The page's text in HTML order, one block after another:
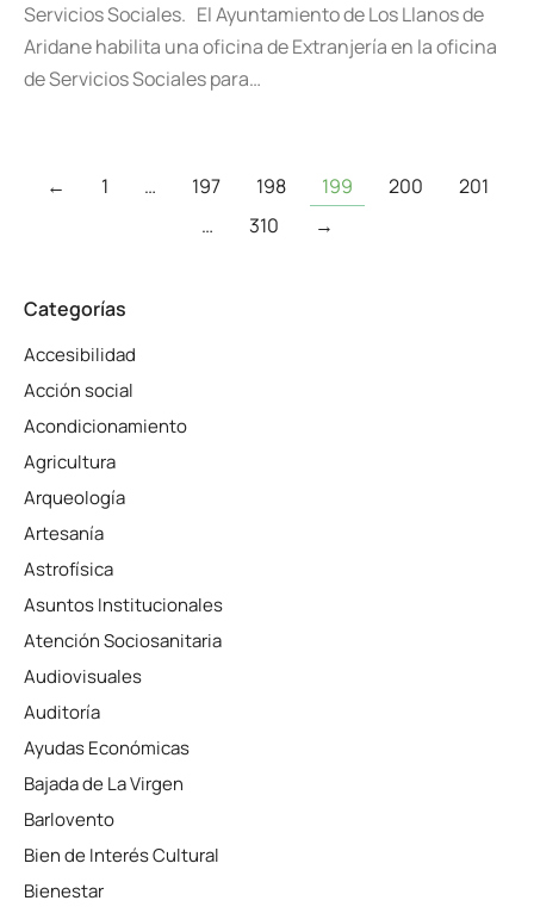
Servicios Sociales. El Ayuntamiento de Los Llanos de
Aridane habilita una oficina de Extranjería en la oficina
de Servicios Sociales para…
← 1 … 197 198 199 200
201
…
310 →
Categorías
Accesibilidad
Acción social
Acondicionamiento
Agricultura
Arqueología
Artesanía
Astrofísica
Asuntos Institucionales
Atención Sociosanitaria
Audiovisuales
Auditoría
Ayudas Económicas
Bajada de La Virgen
Barlovento
Bien de Interés Cultural
Bienestar